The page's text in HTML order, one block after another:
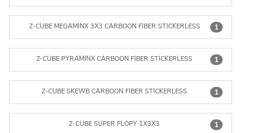
1
Z-CUBE MEGAMINX 3X3 CARBOON FIBER STICKERLESS
1
Z-CUBE PYRAMINX CARBOON FIBER STICKERLESS
1
Z-CUBE SKEWB CARBOON FIBER STICKERLESS
1
Z-CUBE SUPER FLOPY 1X3X3